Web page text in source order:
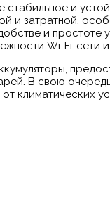
и
и затратной,
и простоте
Wi-Fi-сети
В свою
климатических